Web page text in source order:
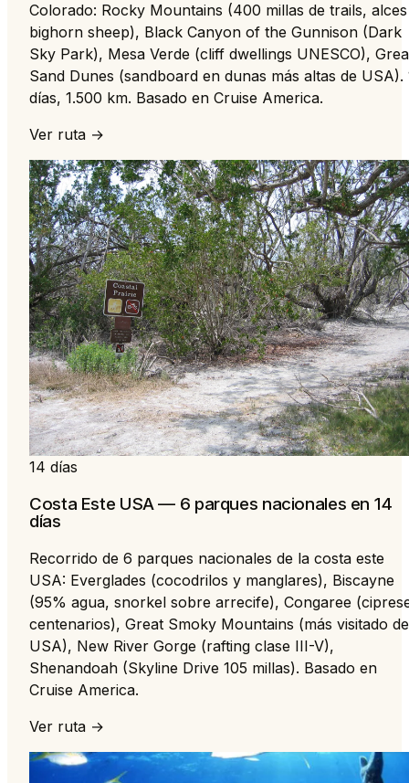
Colorado: Rocky Mountains (400 millas de trails,
bighorn sheep), Black Canyon of the Gunnison (Dark
Sky Park), Mesa Verde (cliff dwellings UNESCO),
Sand Dunes (sandboard en dunas más altas de USA).
días, 1.500 km. Basado en Cruise America.
Ver ruta →
14 días
Costa Este USA — 6 parques nacionales en 14
días
Recorrido de 6 parques nacionales de la costa este
USA: Everglades (cocodrilos y manglares), Biscayne
(95% agua, snorkel sobre arrecife), Congaree
centenarios), Great Smoky Mountains (más visitado de
USA), New River Gorge (rafting clase III-V),
Shenandoah (Skyline Drive 105 millas). Basado en
Cruise America.
Ver ruta →